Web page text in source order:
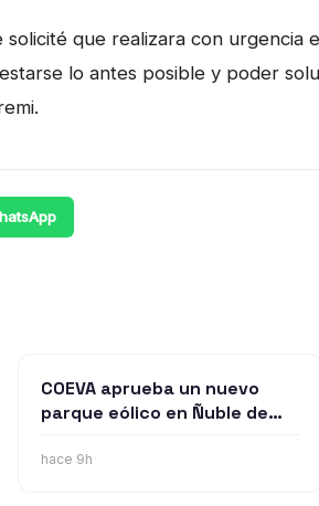
que realizara con urgencia
lo antes posible y poder
COEVA aprueba un nuevo
parque eólico en Ñuble de
en Ñiquén y San Carlos
hace 9h